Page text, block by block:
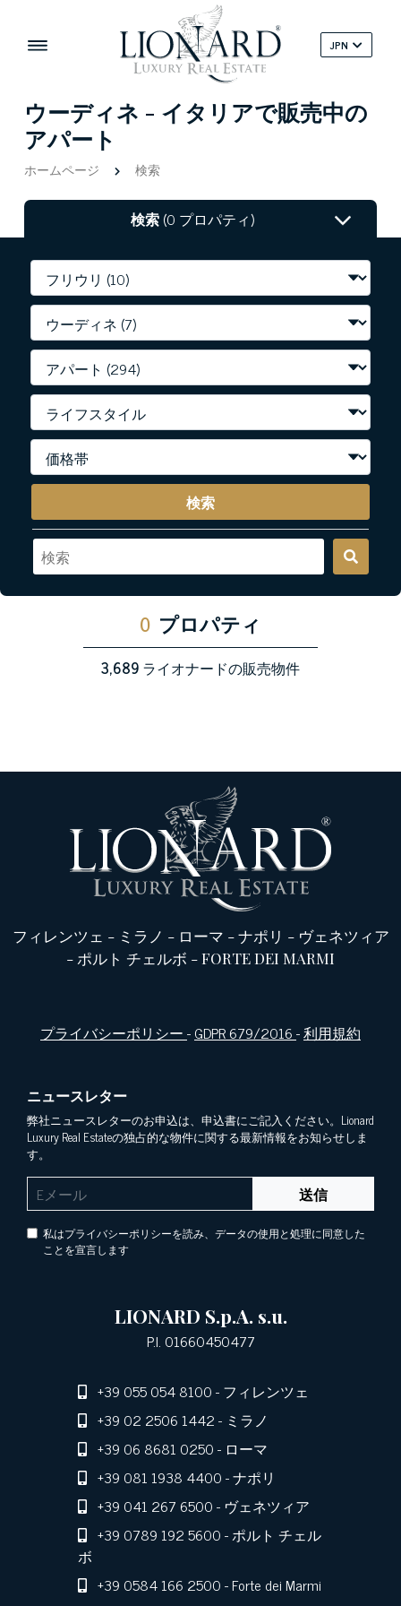
JPN
ウーディネ - イタリアで販売中の
アパート
ホームページ 検索
検索(0 プロパティ)
検索
0 プロパティ
3,689ライオナードの販売物件
フィレンツェ - ミラノ - ローマ -ナポリ - ヴェネツィア
- ポルト チェルボ -FORTE DEI MARMI
プライバシーポリシー-GDPR 679/2016-利用規約
ニュースレター
弊社ニュースレターのお申込は、申込書にご記入ください。Lionard
Luxury Real Estateの独占的な物件に関する最新情報をお知らせしま
す。
送信
私はプライバシーポリシーを読み、データの使用と処理に同意した
ことを宣言します
LIONARD S.p.A. s.u.
P.I. 01660450477
+39 055 054 8100- フィレンツェ
+39 02 2506 1442- ミラノ
+39 06 8681 0250- ローマ
+39 081 1938 4400- ナポリ
+39 041 267 6500- ヴェネツィア
+39 0789 192 5600- ポルト チェル
ボ
+39 0584 166 2500- Forte dei Marmi